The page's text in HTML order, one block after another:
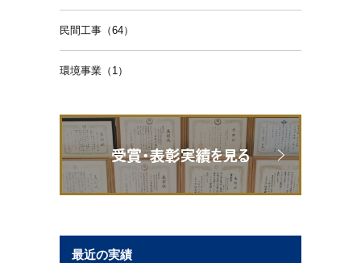
民間工事（64）
環境事業（1）
最近の実績